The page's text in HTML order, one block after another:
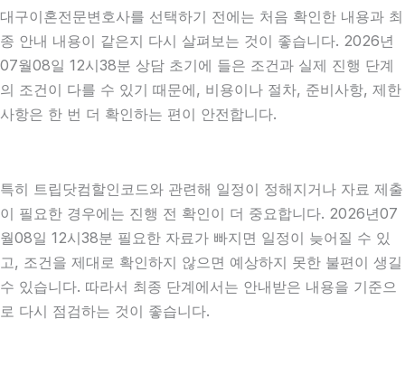
대구이혼전문변호사를 선택하기 전에는 처음 확인한 내용과 최
종 안내 내용이 같은지 다시 살펴보는 것이 좋습니다. 2026년
07월08일 12시38분 상담 초기에 들은 조건과 실제 진행 단계
의 조건이 다를 수 있기 때문에, 비용이나 절차, 준비사항, 제한
사항은 한 번 더 확인하는 편이 안전합니다.
특히 트립닷컴할인코드와 관련해 일정이 정해지거나 자료 제출
이 필요한 경우에는 진행 전 확인이 더 중요합니다. 2026년07
월08일 12시38분 필요한 자료가 빠지면 일정이 늦어질 수 있
고, 조건을 제대로 확인하지 않으면 예상하지 못한 불편이 생길
수 있습니다. 따라서 최종 단계에서는 안내받은 내용을 기준으
로 다시 점검하는 것이 좋습니다.